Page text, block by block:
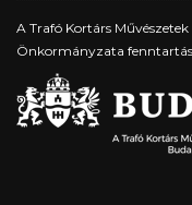
A Trafó Kortárs
Önkormányzata